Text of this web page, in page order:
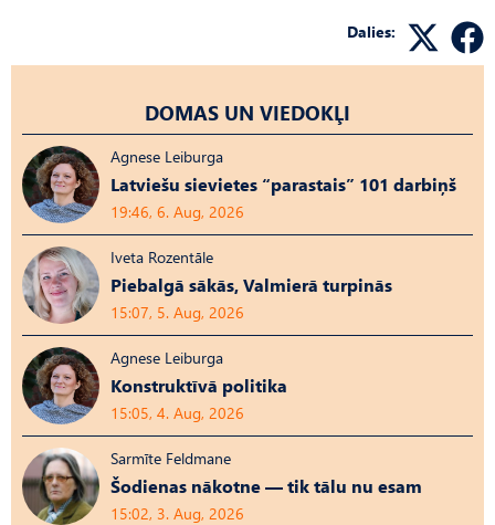
Dalies:
DOMAS UN VIEDOKĻI
Agnese Leiburga
Latviešu sievietes “parastais” 101 darbiņš
19:46, 6. Aug, 2026
Iveta Rozentāle
Piebalgā sākās, Valmierā turpinās
15:07, 5. Aug, 2026
Agnese Leiburga
Konstruktīvā politika
15:05, 4. Aug, 2026
Sarmīte Feldmane
Šodienas nākotne — tik tālu nu esam
15:02, 3. Aug, 2026